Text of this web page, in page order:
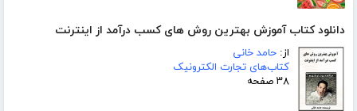
دانلود کتاب آموزش بهترین روش های کسب درآمد از اینترنت
از: حامد خانی
کتاب‌های تجارت الکترونیک
۳۸ صفحه